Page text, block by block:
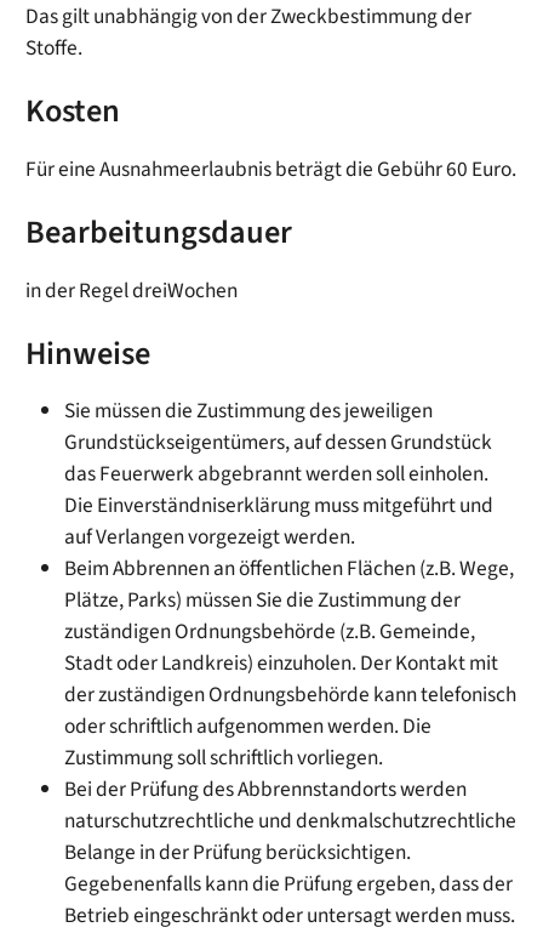
Das gilt unabhängig von der Zweckbestimmung der
Stoffe.
Kosten
Für eine Ausnahmeerlaubnis beträgt die Gebühr 60 Euro.
Bearbeitungsdauer
in der Regel dreiWochen
Hinweise
Sie müssen die Zustimmung des jeweiligen
Grundstückseigentümers, auf dessen Grundstück
das Feuerwerk abgebrannt werden soll einholen.
Die Einverständniserklärung muss mitgeführt und
auf Verlangen vorgezeigt werden.
Beim Abbrennen an öffentlichen Flächen (z.B. Wege,
Plätze, Parks) müssen Sie die Zustimmung der
zuständigen Ordnungsbehörde (z.B. Gemeinde,
Stadt oder Landkreis) einzuholen. Der Kontakt mit
der zuständigen Ordnungsbehörde kann telefonisch
oder schriftlich aufgenommen werden. Die
Zustimmung soll schriftlich vorliegen.
Bei der Prüfung des Abbrennstandorts werden
naturschutzrechtliche und denkmalschutzrechtliche
Belange in der Prüfung berücksichtigen.
Gegebenenfalls kann die Prüfung ergeben, dass der
Betrieb eingeschränkt oder untersagt werden muss.